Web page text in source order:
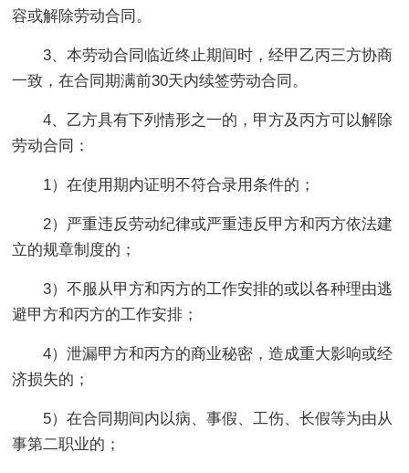
容或解除劳动合同。
3、本劳动合同临近终止期间时，经甲乙丙三方协商
一致，在合同期满前30天内续签劳动合同。
4、乙方具有下列情形之一的，甲方及丙方可以解除
劳动合同：
1）在使用期内证明不符合录用条件的；
2）严重违反劳动纪律或严重违反甲方和丙方依法建
立的规章制度的；
3）不服从甲方和丙方的工作安排的或以各种理由逃
避甲方和丙方的工作安排；
4）泄漏甲方和丙方的商业秘密，造成重大影响或经
济损失的；
5）在合同期间内以病、事假、工伤、长假等为由从
事第二职业的；